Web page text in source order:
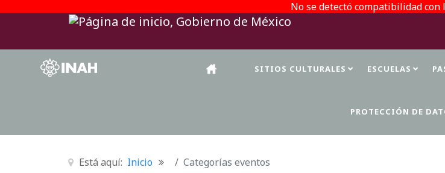
No se detectó compatibilidad con
SITIOS CULTURALES ESCUELAS
PROTECCIÓN DE
Está aquí: Inicio Categorías eventos